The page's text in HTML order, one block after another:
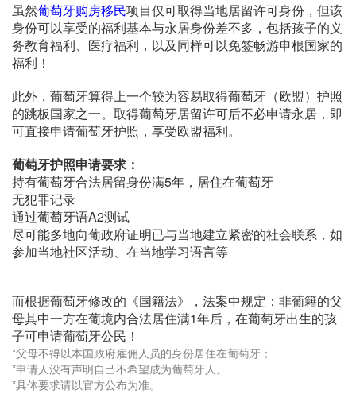
虽然葡萄牙购房移民项目仅可取得当地居留许可身份，但该
身份可以享受的福利基本与永居身份差不多，包括孩子的义
务教育福利、医疗福利，以及同样可以免签畅游申根国家的
福利！
此外，葡萄牙算得上一个较为容易取得葡萄牙（欧盟）护照
的跳板国家之一。取得葡萄牙居留许可后不必申请永居，即
可直接申请葡萄牙护照，享受欧盟福利。
葡萄牙护照申请要求：
持有葡萄牙合法居留身份满5年，居住在葡萄牙
无犯罪记录
通过葡萄牙语A2测试
尽可能多地向葡政府证明已与当地建立紧密的社会联系，如
参加当地社区活动、在当地学习语言等
而根据葡萄牙修改的《国籍法》，法案中规定：非葡籍的父
母其中一方在葡境内合法居住满1年后，在葡萄牙出生的孩
子可申请葡萄牙公民！
*父母不得以本国政府雇佣人员的身份居住在葡萄牙；
*申请人没有声明自己不希望成为葡萄牙人。
*具体要求请以官方公布为准。